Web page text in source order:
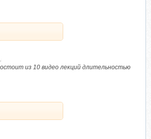
из 10 видео лекций длительностью